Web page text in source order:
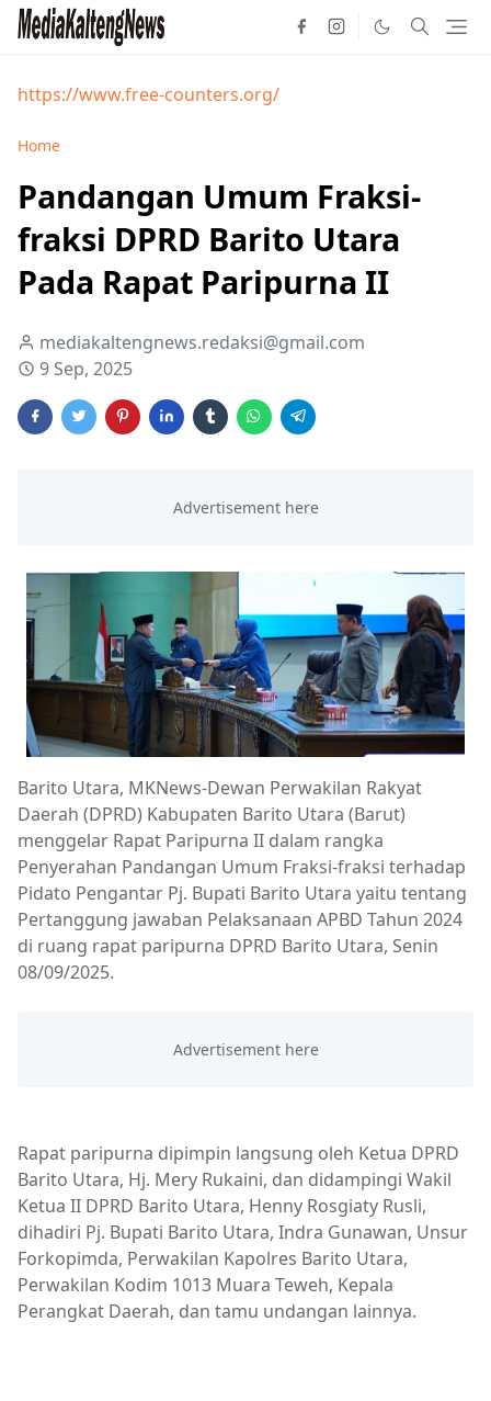
https://www.free-counters.org/
Home
Pandangan Umum Fraksi-
fraksi DPRD Barito Utara
Pada Rapat Paripurna II
mediakaltengnews.redaksi@gmail.com
9 Sep, 2025
Barito Utara, MKNews-Dewan Perwakilan Rakyat
Daerah (DPRD) Kabupaten Barito Utara (Barut)
menggelar Rapat Paripurna II dalam rangka
Penyerahan Pandangan Umum Fraksi-fraksi terhadap
Pidato Pengantar Pj. Bupati Barito Utara yaitu tentang
Pertanggung jawaban Pelaksanaan APBD Tahun 2024
di ruang rapat paripurna DPRD Barito Utara, Senin
08/09/2025.
Rapat paripurna dipimpin langsung oleh Ketua DPRD
Barito Utara, Hj. Mery Rukaini, dan didampingi Wakil
Ketua II DPRD Barito Utara, Henny Rosgiaty Rusli,
dihadiri Pj. Bupati Barito Utara, Indra Gunawan, Unsur
Forkopimda, Perwakilan Kapolres Barito Utara,
Perwakilan Kodim 1013 Muara Teweh, Kepala
Perangkat Daerah, dan tamu undangan lainnya.